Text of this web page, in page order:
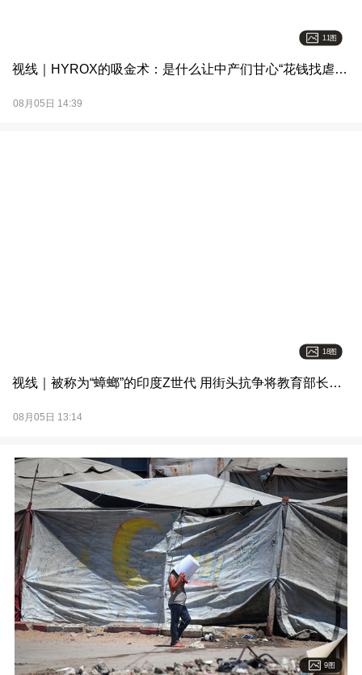
11图
视线｜HYROX的吸金术：是什么让中产们甘心“花钱找虐”？
08月05日 14:39
18图
视线｜被称为“蟑螂”的印度Z世代 用街头抗争将教育部长拱下台
08月05日 13:14
9图